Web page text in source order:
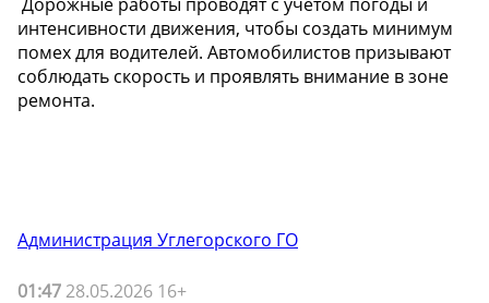
интенсивности движения, чтобы создать минимум
помех для водителей. Автомобилистов призывают
соблюдать скорость и проявлять внимание в зоне
ремонта.
Администрация Углегорского ГО
01:47 28.05.2026 16+